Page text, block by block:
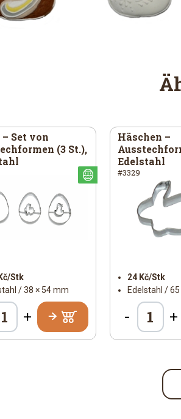
Österlich
Set von
(3 St.),
Stk
/ 38 × 54 mm
+
Häschen –
Edelstahl
#3329
24 Kč/Stk
Edelstahl /
- +